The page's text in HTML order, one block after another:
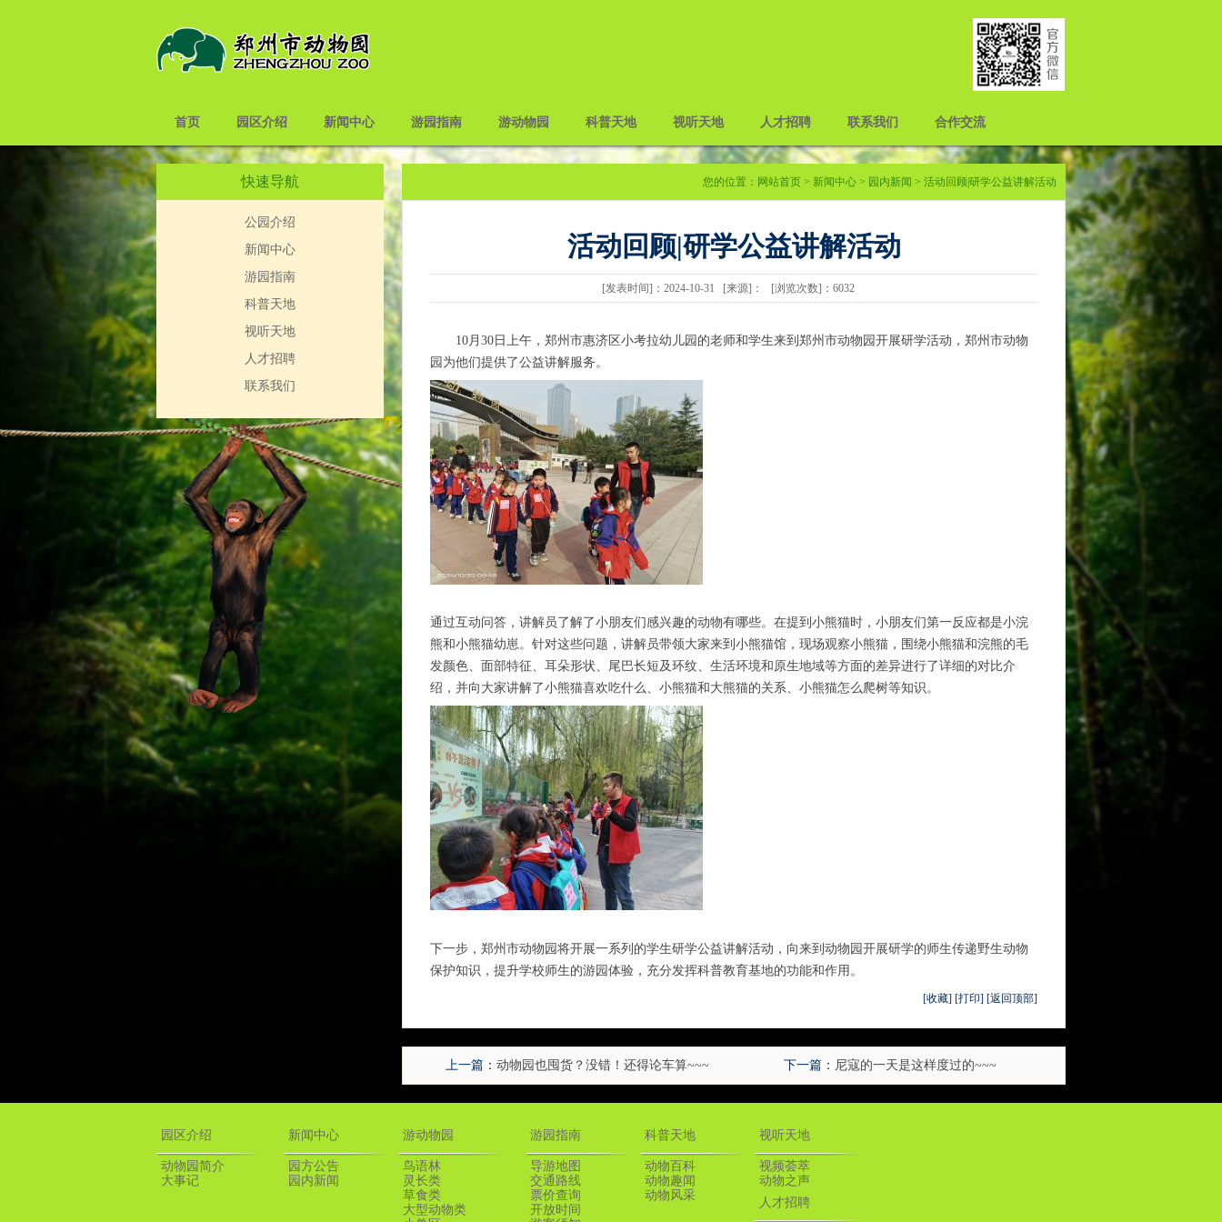
首页 园区介绍 新闻中心 游园指南 游动物园 科普天地 视听天地 人才招聘 联系我们 合作交流
快速导航
公园介绍
新闻中心
游园指南
科普天地
视听天地
人才招聘
联系我们
您的位置： 网站首页 > 新闻中心 > 园内新闻 > 活动回顾|研学公益讲解活动
活动回顾|研学公益讲解活动
[发表时间]：2024-10-31 [来源]： [浏览次数]：6032
10月30日上午，郑州市惠济区小考拉幼儿园的老师和学生来到郑州市动物园开展研学活动，郑州市动物
园为他们提供了公益讲解服务。
通过互动问答，讲解员了解了小朋友们感兴趣的动物有哪些。在提到小熊猫时，小朋友们第一反应都是小浣
熊和小熊猫幼崽。针对这些问题，讲解员带领大家来到小熊猫馆，现场观察小熊猫，围绕小熊猫和浣熊的毛
发颜色、面部特征、耳朵形状、尾巴长短及环纹、生活环境和原生地域等方面的差异进行了详细的对比介
绍，并向大家讲解了小熊猫喜欢吃什么、小熊猫和大熊猫的关系、小熊猫怎么爬树等知识。
下一步，郑州市动物园将开展一系列的学生研学公益讲解活动，向来到动物园开展研学的师生传递野生动物
保护知识，提升学校师生的游园体验，充分发挥科普教育基地的功能和作用。
[收藏] [打印] [返回顶部]
上一篇： 动物园也囤货？没错！还得论车算~~~ 下一篇： 尼寇的一天是这样度过的~~~
园区介绍
动物园简介
大事记
新闻中心
园方公告
园内新闻
游动物园
鸟语林
灵长类
草食类
大型动物类
游园指南
导游地图
交通路线
票价查询
开放时间
科普天地
动物百科
动物趣闻
动物风采
视听天地
视频荟萃
动物之声
人才招聘